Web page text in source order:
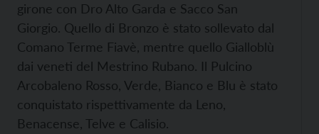
girone con Dro Alto Garda e Sacco San
Giorgio. Quello di Bronzo è stato sollevato dal
Comano Terme Fiavè, mentre quello Gialloblù
dai veneti del Mestrino Rubano. Il Pulcino
Arcobaleno Rosso, Verde, Bianco e Blu è stato
conquistato rispettivamente da Leno,
Benacense, Telve e Calisio.